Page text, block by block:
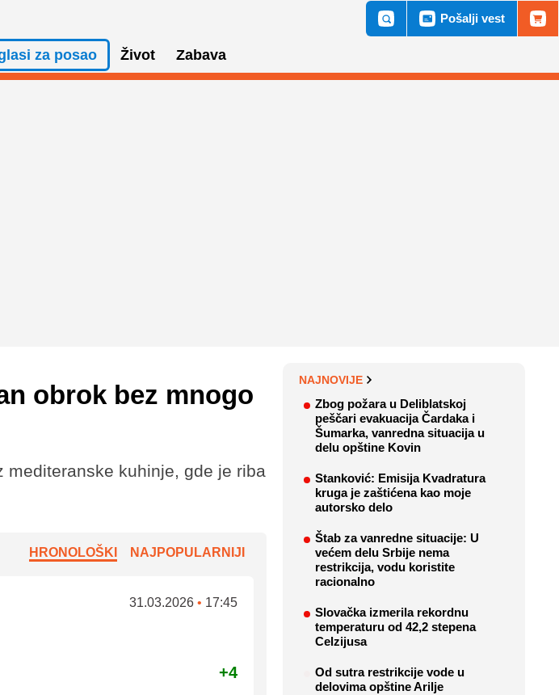
za posao Život Zabava
Pošalji vest
obrok bez mnogo
kuhinje, gde je riba
HRONOLOŠKI NAJPOPULARNIJI
31.03.2026 • 17:45
+4
NAJNOVIJE
Zbog požara u Deliblatskoj
peščari evakuacija Čardaka i
Šumarka, vanredna situacija u
delu opštine Kovin
Stanković: Emisija Kvadratura
kruga je zaštićena kao moje
autorsko delo
Štab za vanredne situacije: U
većem delu Srbije nema
restrikcija, vodu koristite
racionalno
Slovačka izmerila rekordnu
temperaturu od 42,2 stepena
Celzijusa
Od sutra restrikcije vode u
delovima opštine Arilje